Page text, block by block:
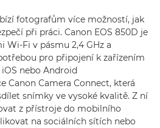
fotografům více možností, jak
při práci. Canon EOS 850D je
Fi v pásmu 2,4 GHz a
pro připojení k zařízením
nebo Android
Canon Camera Connect, která
snímky ve vysoké kvalitě. Z ní
z přístroje do mobilního
na sociálních sítích nebo